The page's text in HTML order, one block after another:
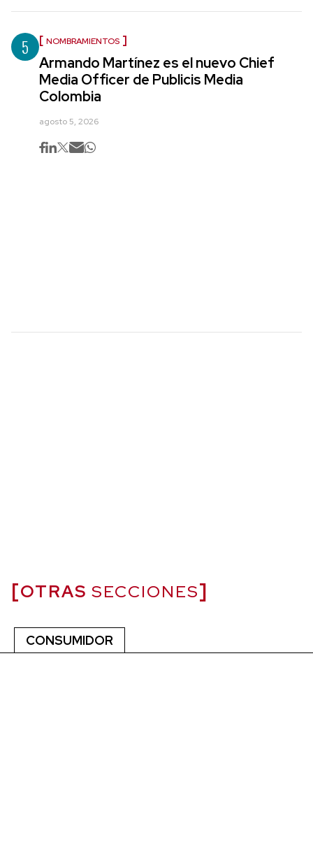
5 NOMBRAMIENTOS
Armando Martínez es el nuevo Chief
Media Officer de Publicis Media
Colombia
agosto 5, 2026
OTRAS SECCIONES
CONSUMIDOR